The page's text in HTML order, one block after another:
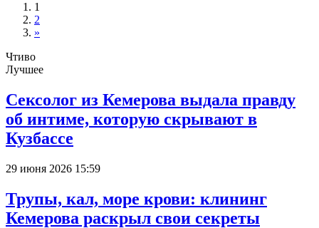
1
2
»
Чтиво
Лучшее
Сексолог из Кемерова выдала правду
об интиме, которую скрывают в
Кузбассе
29 июня 2026 15:59
Трупы, кал, море крови: клининг
Кемерова раскрыл свои секреты